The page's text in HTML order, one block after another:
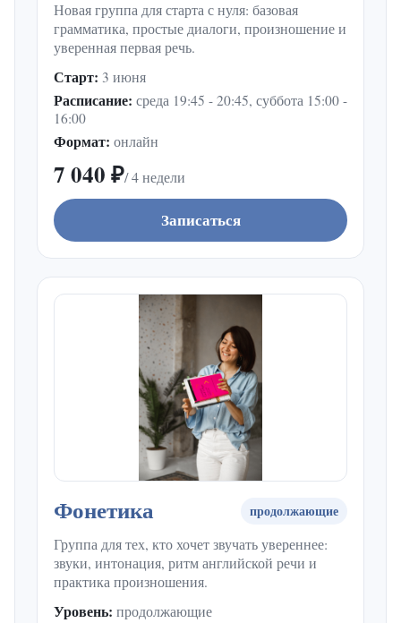
Новая группа для старта с нуля: базовая
грамматика, простые диалоги, произношение и
уверенная первая речь.
Старт: 3 июня
Расписание: среда 19:45 - 20:45, суббота 15:00 -
16:00
Формат: онлайн
7 040 ₽/ 4 недели
Записаться
Фонетика продолжающие
Группа для тех, кто хочет звучать увереннее:
звуки, интонация, ритм английской речи и
практика произношения.
Уровень: продолжающие